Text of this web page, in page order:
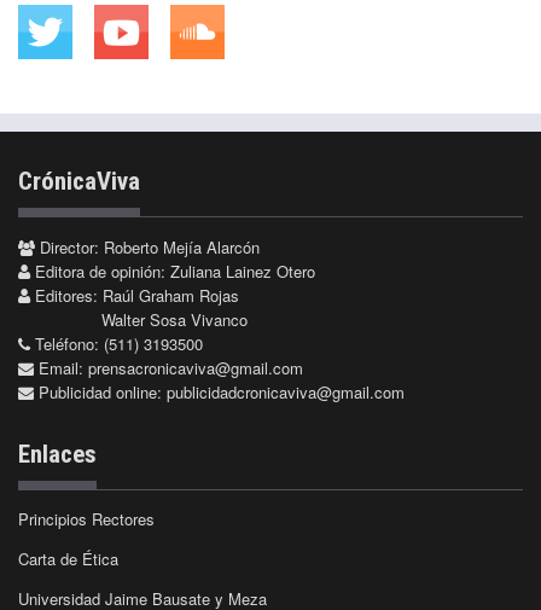
CrónicaViva
Director: Roberto Mejía Alarcón
Editora de opinión: Zuliana Lainez Otero
Editores: Raúl Graham Rojas
Walter Sosa Vivanco
Teléfono: (511) 3193500
Email: prensacronicaviva@gmail.com
Publicidad online: publicidadcronicaviva@gmail.com
Enlaces
Principios Rectores
Carta de Ética
Universidad Jaime Bausate y Meza